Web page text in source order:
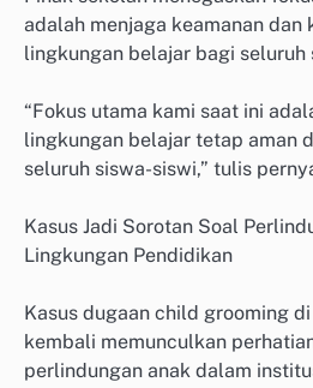
adalah menjaga keamanan dan
lingkungan belajar bagi seluruh
“Fokus utama kami saat ini
lingkungan belajar tetap aman
seluruh siswa-siswi,” tulis
Kasus Jadi Sorotan Soal
Lingkungan Pendidikan
Kasus dugaan child grooming
kembali memunculkan
perlindungan anak dalam